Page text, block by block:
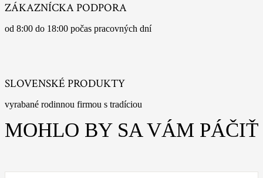
ZÁKAZNÍCKA PODPORA
od 8:00 do 18:00 počas pracovných dní
SLOVENSKÉ PRODUKTY
vyrabané rodinnou firmou s tradíciou
MOHLO BY SA VÁM PÁČIŤ